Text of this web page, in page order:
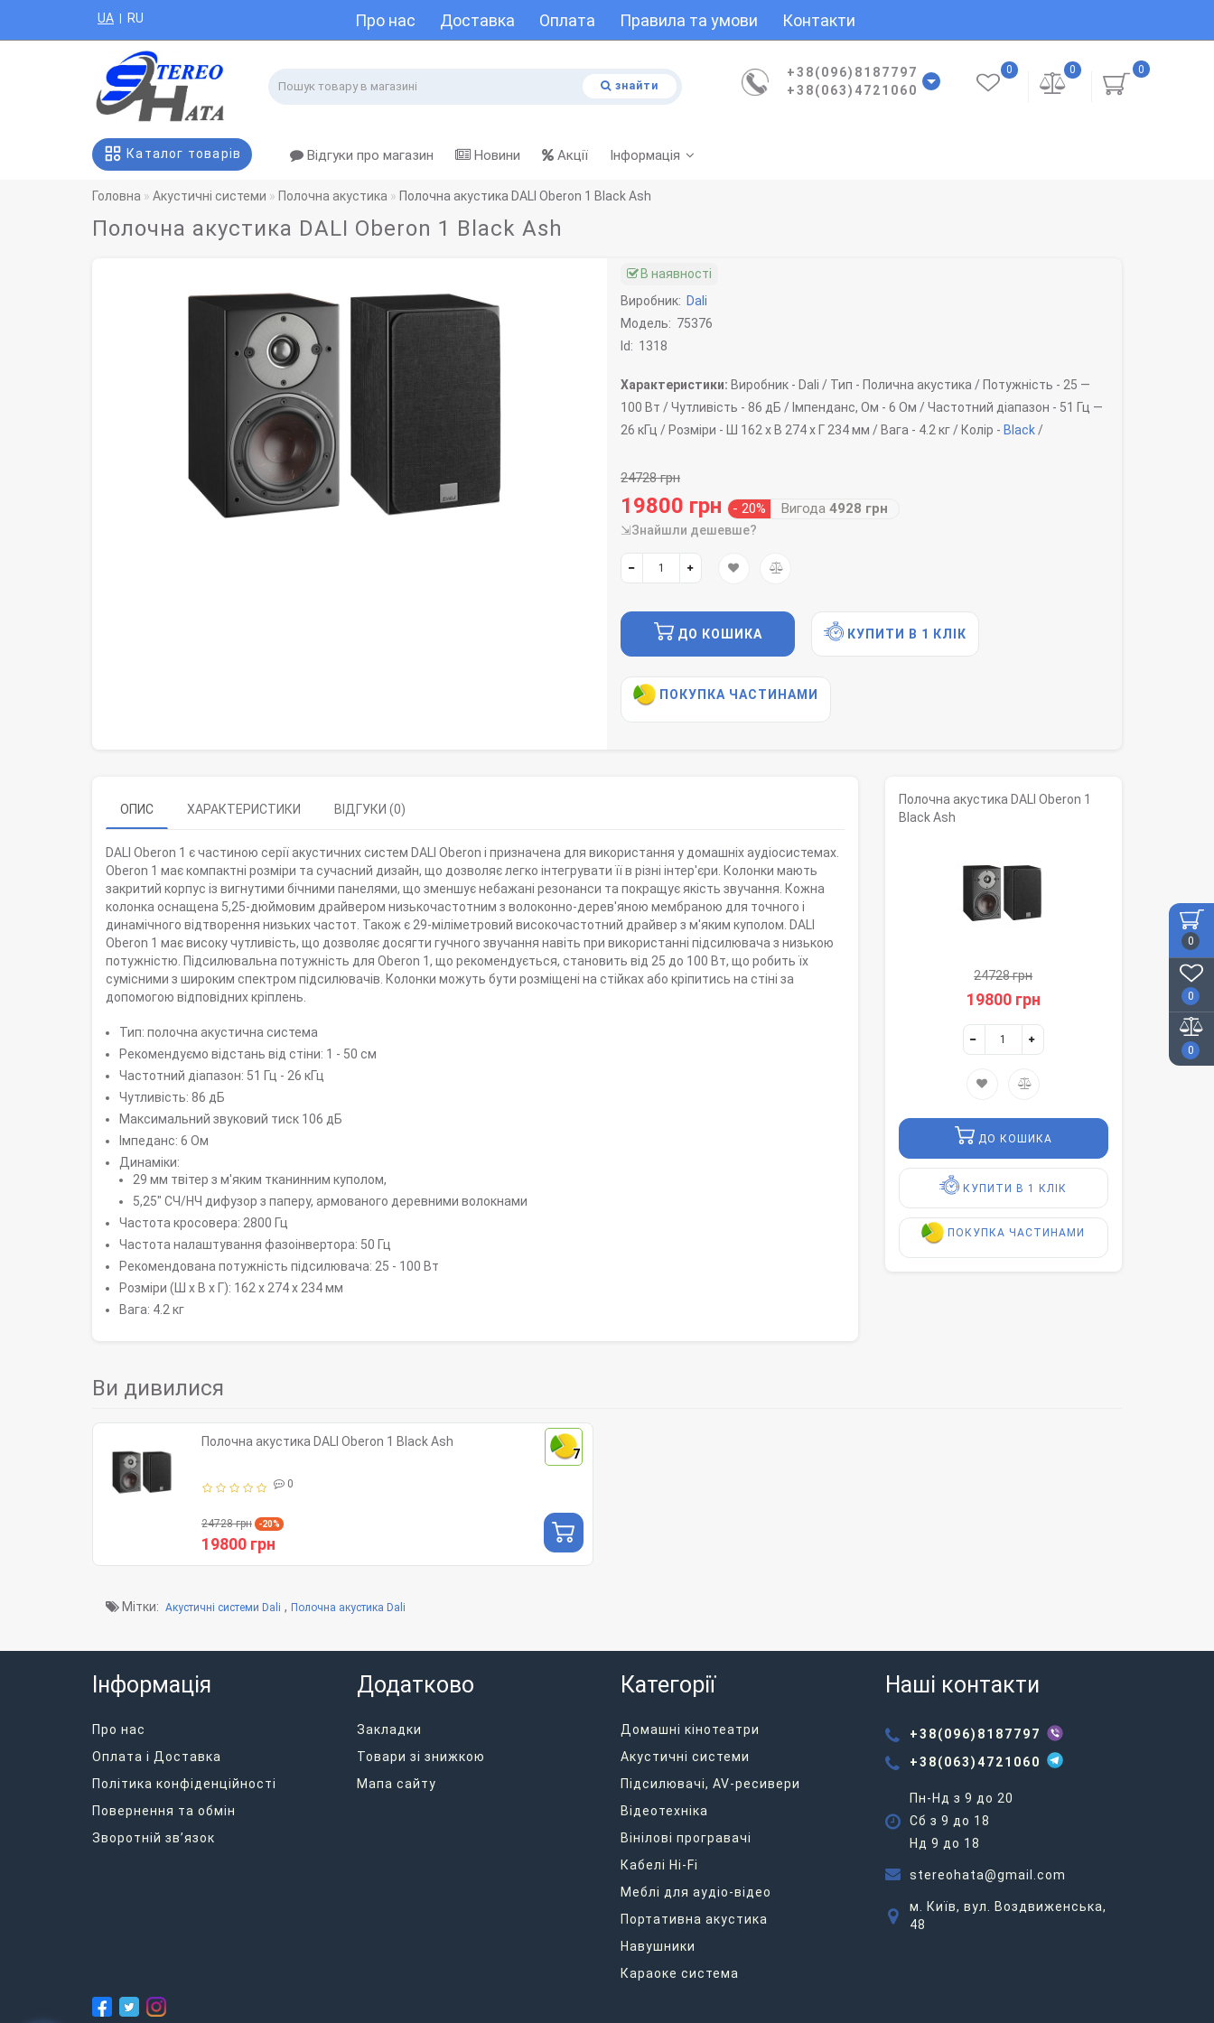
0
0
0
Про нас Доставка Оплата Правила та умови Контакти
UA | RU
знайти
+38(096)8187797
+38(063)4721060
0
0
0
Каталог товарів Відгуки про магазин Новини Акції Інформація
Головна Акустичні системи Полочна акустика Полочна акустика DALI Oberon 1 Black Ash
Полочна акустика DALI Oberon 1 Black Ash
В наявності
Виробник: Dali
Модель: 75376
Id: 1318
Характеристики: Виробник - Dali / Тип - Полична акустика / Потужність - 25 —
100 Вт /Чутливість - 86 дБ / Імпенданс, Ом - 6 Ом /Частотний діапазон - 51 Гц —
26 кГц / Розміри - Ш 162 x В 274 x Г 234 мм / Вага - 4.2 кг / Колір - Black/
24728 грн
19800 грн - 20% Вигода 4928 грн
⇲Знайшли дешевше?
ДО КОШИКА КУПИТИ В 1 КЛІК
ПОКУПКА ЧАСТИНАМИ
ОПИС ХАРАКТЕРИСТИКИ ВІДГУКИ (0)
DALI Oberon 1 є частиною серії акустичних систем DALI Oberon і призначена для використання у домашніх аудіосистемах.
Oberon 1 має компактні розміри та сучасний дизайн, що дозволяє легко інтегрувати її в різні інтер'єри. Колонки мають
закритий корпус із вигнутими бічними панелями, що зменшує небажані резонанси та покращує якість звучання. Кожна
колонка оснащена 5,25-дюймовим драйвером низькочастотним з волоконно-дерев'яною мембраною для точного і
динамічного відтворення низьких частот. Також є 29-міліметровий високочастотний драйвер з м'яким куполом. DALI
Oberon 1 має високу чутливість, що дозволяє досягти гучного звучання навіть при використанні підсилювача з низькою
потужністю. Підсилювальна потужність для Oberon 1, що рекомендується, становить від 25 до 100 Вт, що робить їх
сумісними з широким спектром підсилювачів. Колонки можуть бути розміщені на стійках або кріпитись на стіні за
допомогою відповідних кріплень.
Тип: полочна акустична система
Рекомендуємо відстань від стіни: 1 - 50 см
Частотний діапазон: 51 Гц - 26 кГц
Чутливість: 86 дБ
Максимальний звуковий тиск 106 дБ
Імпеданс: 6 Ом
Динаміки:
29 мм твітер з м'яким тканинним куполом,
5,25" СЧ/НЧ дифузор з паперу, армованого деревними волокнами
Частота кросовера: 2800 Гц
Частота налаштування фазоінвертора: 50 Гц
Рекомендована потужність підсилювача: 25 - 100 Вт
Розміри (Ш x В x Г): 162 x 274 x 234 мм
Вага: 4.2 кг
Полочна акустика DALI Oberon 1
Black Ash
24728 грн
19800 грн
ДО КОШИКА
КУПИТИ В 1 КЛІК
ПОКУПКА ЧАСТИНАМИ
Ви дивилися
7
Полочна акустика DALI Oberon 1 Black Ash
0
24728 грн -20%
19800 грн
Мітки: Акустичні системи Dali , Полочна акустика Dali
Інформація
Про нас
Оплата і Доставка
Політика конфіденційності
Повернення та обмін
Зворотній зв’язок
Додатково
Закладки
Товари зі знижкою
Мапа сайту
Категорії
Домашні кінотеатри
Акустичні системи
Підсилювачі, AV-ресивери
Відеотехніка
Вінілові програвачі
Кабелі Hi-Fi
Меблі для аудіо-відео
Портативна акустика
Навушники
Караоке система
Наші контакти
+38(096)8187797
+38(063)4721060
Пн-Нд з 9 до 20
Сб з 9 до 18
Нд 9 до 18
stereohata@gmail.com
м. Київ, вул. Воздвиженська,
48